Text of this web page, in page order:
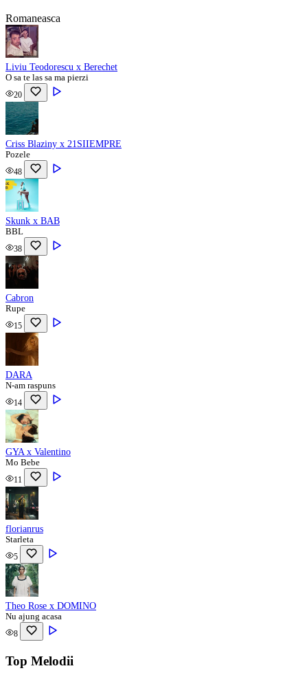
Romaneasca
Liviu Teodorescu x Berechet
O sa te las sa ma pierzi
20
Criss Blaziny x 21SIIEMPRE
Pozele
48
Skunk x BAB
BBL
38
Cabron
Rupe
15
DARA
N-am raspuns
14
GYA x Valentino
Mo Bebe
11
florianrus
Starleta
5
Theo Rose x DOMINO
Nu ajung acasa
8
Top Melodii